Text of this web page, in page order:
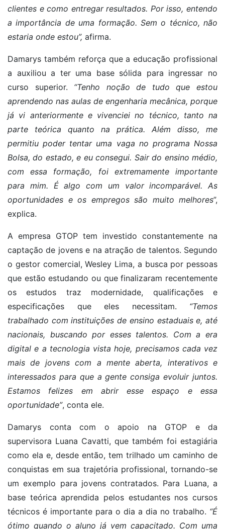
clientes e como entregar resultados. Por isso, entendo
a importância de uma formação. Sem o técnico, não
estaria onde estou”, afirma.
Damarys também reforça que a educação profissional
a auxiliou a ter uma base sólida para ingressar no
curso superior. “Tenho noção de tudo que estou
aprendendo nas aulas de engenharia mecânica, porque
já vi anteriormente e vivenciei no técnico, tanto na
parte teórica quanto na prática. Além disso, me
permitiu poder tentar uma vaga no programa Nossa
Bolsa, do estado, e eu consegui. Sair do ensino médio,
com essa formação, foi extremamente importante
para mim. É algo com um valor incomparável. As
oportunidades e os empregos são muito melhores”,
explica.
A empresa GTOP tem investido constantemente na
captação de jovens e na atração de talentos. Segundo
o gestor comercial, Wesley Lima, a busca por pessoas
que estão estudando ou que finalizaram recentemente
os estudos traz modernidade, qualificações e
especificações que eles necessitam. “Temos
trabalhado com instituições de ensino estaduais e, até
nacionais, buscando por esses talentos. Com a era
digital e a tecnologia vista hoje, precisamos cada vez
mais de jovens com a mente aberta, interativos e
interessados para que a gente consiga evoluir juntos.
Estamos felizes em abrir esse espaço e essa
oportunidade”, conta ele.
Damarys conta com o apoio na GTOP e da
supervisora Luana Cavatti, que também foi estagiária
como ela e, desde então, tem trilhado um caminho de
conquistas em sua trajetória profissional, tornando-se
um exemplo para jovens contratados. Para Luana, a
base teórica aprendida pelos estudantes nos cursos
técnicos é importante para o dia a dia no trabalho. “É
ótimo quando o aluno já vem capacitado. Com uma